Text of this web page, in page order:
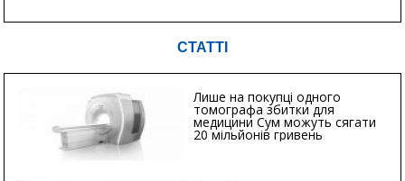
СТАТТІ
Лише на покупці одного
томографа збитки для
медицини Сум можуть сягати
20 мільйонів гривень